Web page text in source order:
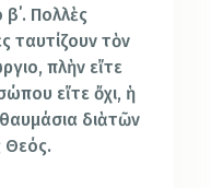
Πολλὲς
ταυτίζουν τὸν
πλὴν εἴτε
εἴτε ὄχι, ἡ
διὰτῶν
Θεός.